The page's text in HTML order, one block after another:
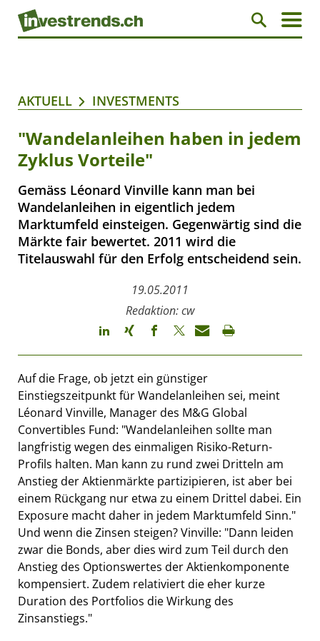
AKTUELL INVESTMENTS
"Wandelanleihen haben in jedem
Zyklus Vorteile"
Gemäss Léonard Vinville kann man bei
Wandelanleihen in eigentlich jedem
Marktumfeld einsteigen. Gegenwärtig sind die
Märkte fair bewertet. 2011 wird die
Titelauswahl für den Erfolg entscheidend sein.
19.05.2011
Redaktion: cw
Auf die Frage, ob jetzt ein günstiger
Einstiegszeitpunkt für Wandelanleihen sei, meint
Léonard Vinville, Manager des M&G Global
Convertibles Fund: "Wandelanleihen sollte man
langfristig wegen des einmaligen Risiko-Return-
Profils halten. Man kann zu rund zwei Dritteln am
Anstieg der Aktienmärkte partizipieren, ist aber bei
einem Rückgang nur etwa zu einem Drittel dabei. Ein
Exposure macht daher in jedem Marktumfeld Sinn."
Und wenn die Zinsen steigen? Vinville: "Dann leiden
zwar die Bonds, aber dies wird zum Teil durch den
Anstieg des Optionswertes der Aktienkomponente
kompensiert. Zudem relativiert die eher kurze
Duration des Portfolios die Wirkung des
Zinsanstiegs."